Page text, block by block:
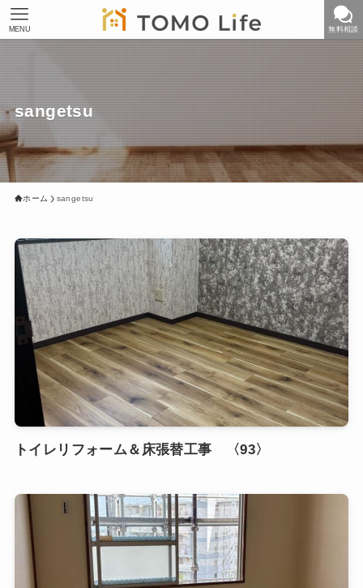
無料相談
MENU
sangetsu
ホーム sangetsu
トイレリフォーム＆床張替工事 〈93〉